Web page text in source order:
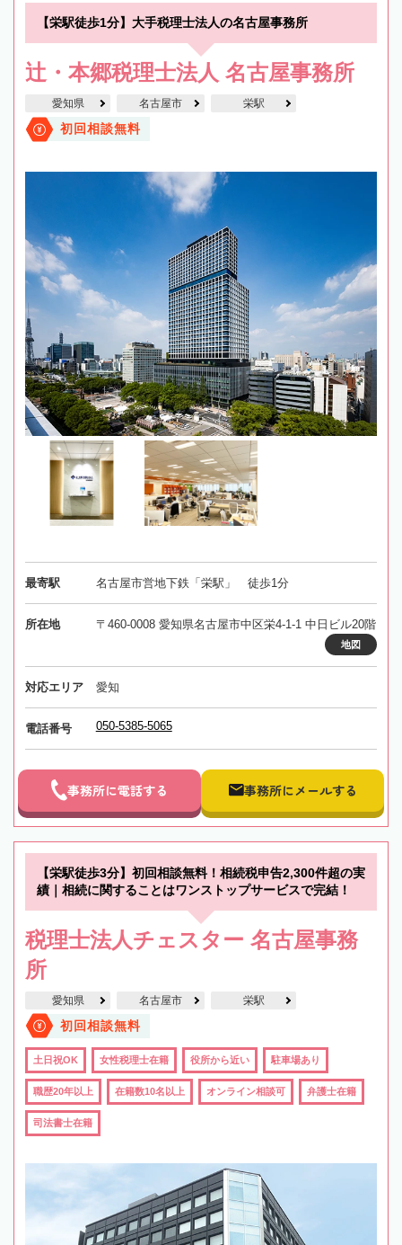
【栄駅徒歩1分】大手税理士法人の名古屋事務所
辻・本郷税理士法人 名古屋事務所
愛知県 名古屋市 栄駅
初回相談無料
最寄駅 名古屋市営地下鉄「栄駅」 徒歩1分
所在地 〒460-0008 愛知県名古屋市中区栄4-1-1 中日ビル20階
地図
対応エリア 愛知
電話番号 050-5385-5065
事務所に電話する 事務所にメールする
【栄駅徒歩3分】初回相談無料！相続税申告2,300件超の実
績｜相続に関することはワンストップサービスで完結！
税理士法人チェスター 名古屋事務
所
愛知県 名古屋市 栄駅
初回相談無料
土日祝OK 女性税理士在籍 役所から近い 駐車場あり
職歴20年以上 在籍数10名以上 オンライン相談可 弁護士在籍
司法書士在籍